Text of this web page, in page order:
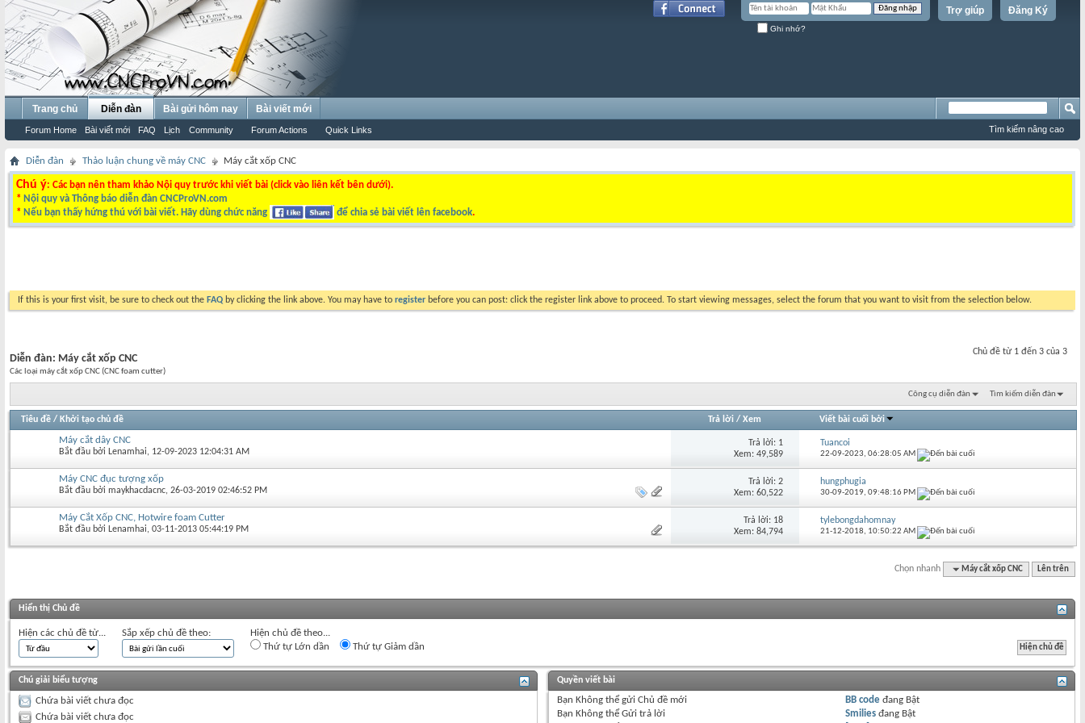
Đăng Ký
Trợ giúp
Ghi nhớ?
Trang chủ Diễn đàn
Forum Home Bài viết mới FAQ Lịch Community Forum Actions Quick Links
Bài gửi hôm nay Bài viết mới
Tìm kiếm nâng cao
Diễn đàn Thảo luận chung về máy CNC Máy cắt xốp CNC
Chú ý: Các bạn nên tham khảo Nội quy trước khi viết bài (click vào liên kết bên dưới).
* Nội quy và Thông báo diễn đàn CNCProVN.com
* Nếu bạn thấy hứng thú với bài viết. Hãy dùng chức năng để chia sẻ bài viết lên facebook.
If this is your first visit, be sure to check out the FAQ by clicking the link above. You may have to register before you can post: click the register link above to proceed. To start viewing messages, select the forum that you want to visit from the selection below.
Chủ đề từ 1 đến 3 của 3
Diễn đàn: Máy cắt xốp CNC
Các loại máy cắt xốp CNC (CNC foam cutter)
Công cụ diễn đàn Tìm kiếm diễn đàn
Tiêu đề / Khởi tạo chủ đề Trả lời/ Xem Viết bài cuối bởi
Máy cắt dây CNC
Bắt đầu bởi Lenamhai‎, 12-09-2023 12:04:31 AM
Trả lời: 1
Xem: 49,589
Tuancoi
22-09-2023,06:28:05 AM
Máy CNC đục tượng xốp
Bắt đầu bởi maykhacdacnc‎, 26-03-2019 02:46:52 PM
Trả lời: 2
Xem: 60,522
hungphugia
30-09-2019,09:48:16 PM
Máy Cắt Xốp CNC, Hotwire foam Cutter
Bắt đầu bởi Lenamhai‎, 03-11-2013 05:44:19 PM
Trả lời: 18
Xem: 84,794
tylebongdahomnay
21-12-2018, 10:50:22 AM
Chọn nhanh Máy cắt xốp CNC Lên trên
Hiển thị Chủ đề
Hiện các chủ đề từ... Sắp xếp chủ đề theo:
Hiện chủ đề theo...
Thứ tự Lớn dần
Thứ tự Giảm dần
Chú giải biểu tượng
Chứa bài viết chưa đọc
Chứa bài viết chưa đọc
Quyền viết bài
Bạn Không thểgửi Chủ đề mới
Bạn Không thểGửi trả lời
BB code đang Bật
Smilies đang Bật